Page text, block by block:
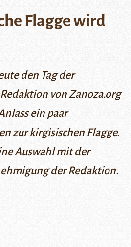
Flagge wird
den Tag der
Redaktion von Zanoza.org
ein paar
zur kirgisischen Flagge.
Auswahl mit der
der Redaktion.